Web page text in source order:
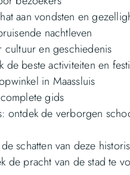
aan vondsten en
nachtleven
cultuur en geschiedenis
de beste activiteiten en
in Maassluis
gids
ontdek de verborgen
schatten van deze
de pracht van de stad te